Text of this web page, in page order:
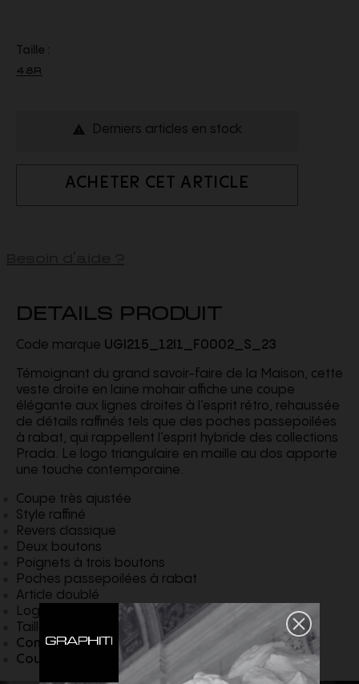
Taille :
48R
 Derniers articles en stock
ACHETER CET ARTICLE
DETAILS PRODUIT
Code marque UGI215_12I1_F0002_S_23
Témoignant du grand savoir-faire de la Maison, cette
veste droite en laine mohair affiche une coupe
élégante aux lignes droites à l’esprit rétro, rehaussée
de détails raffinés tels que des poches passepoilées
à rabat, qui rappellent l’esprit hybride des collections
Prada. Le logo triangulaire en maille au dos apporte
une touche contemporaine.
Coupe très ajustée
Style raffiné
Revers classique
Deux boutons
Poignets à trois boutons
Poches passepoilées à rabat
Article doublé
Logo triangulaire en maille au dos
Taille: 76cm
CompositionLaine
Couleur